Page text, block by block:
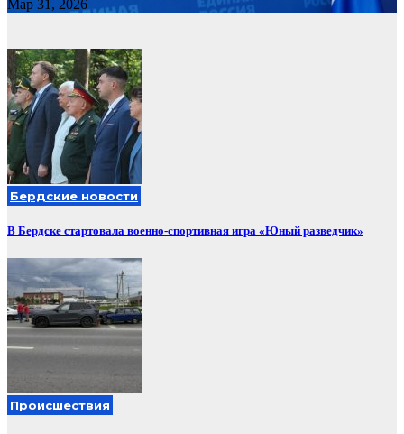
Мар 31, 2026
Бердские новости
В Бердске стартовала военно-спортивная игра «Юный разведчик»
Происшествия